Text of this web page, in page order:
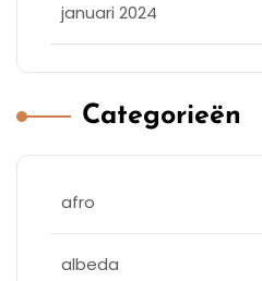
januari 2024
Categorieën
afro
albeda